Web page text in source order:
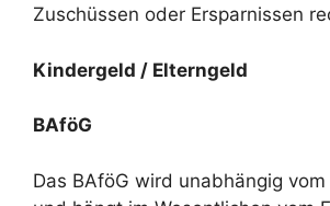
Zuschüssen oder Ersparnissen
Kindergeld / Elterngeld
BAföG
Das BAföG wird unabhängig